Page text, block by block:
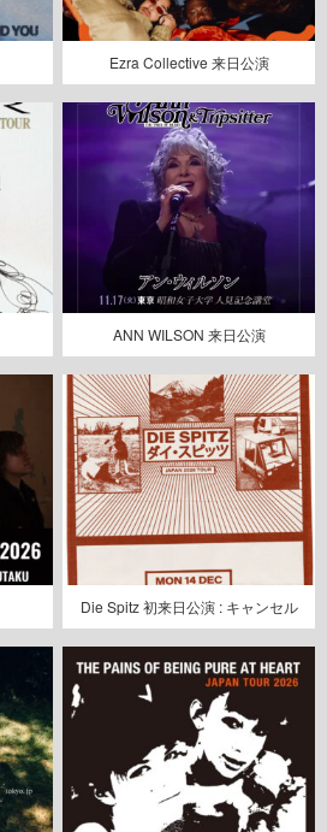
Ezra Collective 来日公演
ANN WILSON 来日公演
Die Spitz 初来日公演 : キャンセル